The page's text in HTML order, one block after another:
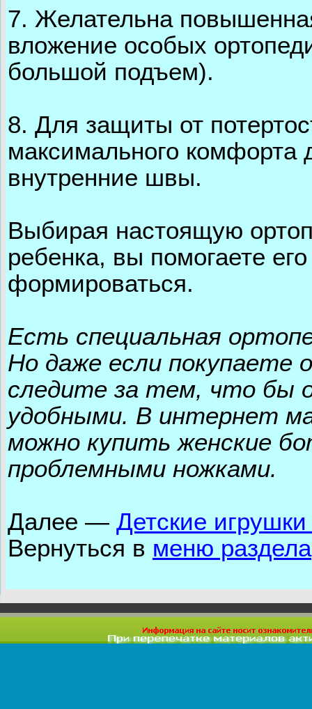
7. Желательна
вложение особых
большой подъем).
8. Для защиты от
максимального комфорта
внутренние швы.
Выбирая настоящую
ребенка, вы помогаете
формироваться.
Есть специальная
Но даже если покупаете
следите за тем, что бы
удобными. В интернет
можно купить женские
проблемными ножками.
Далее — Детские
Вернуться в меню раздела